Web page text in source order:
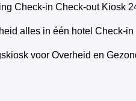
Check-in Check-out Kiosk
alles in één hotel Check-
voor Overheid en